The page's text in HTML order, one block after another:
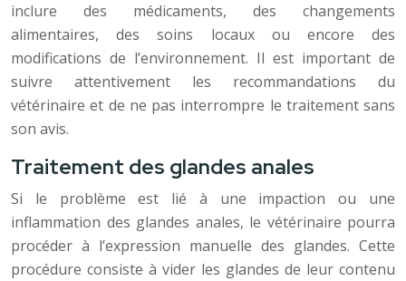
inclure des médicaments, des changements
alimentaires, des soins locaux ou encore des
modifications de l’environnement. Il est important de
suivre attentivement les recommandations du
vétérinaire et de ne pas interrompre le traitement sans
son avis.
Traitement des glandes anales
Si le problème est lié à une impaction ou une
inflammation des glandes anales, le vétérinaire pourra
procéder à l’expression manuelle des glandes. Cette
procédure consiste à vider les glandes de leur contenu